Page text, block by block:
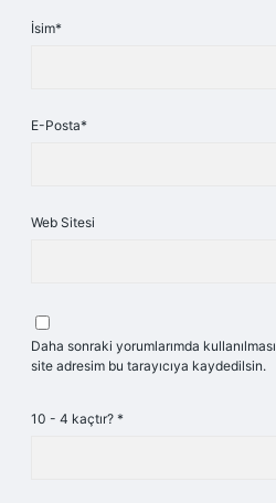
İsim*
E-Posta*
Web Sitesi
Daha sonraki yorumlarımda
site adresim bu tarayıcıya kaydedilsin.
10 - 4 kaçtır? *